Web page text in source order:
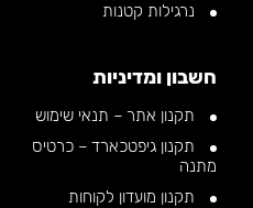
נרגילות קטנות
חשבון ומדיניות
תקנון אתר – תנאי שימוש
תקנון גיפטכארד – כרטיס
מתנה
תקנון מועדון לקוחות